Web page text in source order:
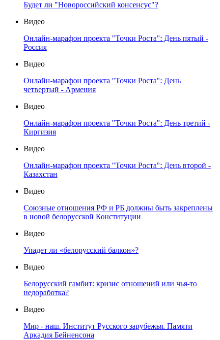
Будет ли "Новороссийский консенсус"?
Видео
Онлайн-марафон проекта "Точки Роста": День пятый -
Россия
Видео
Онлайн-марафон проекта "Точки Роста": День
четвертый - Армения
Видео
Онлайн-марафон проекта "Точки Роста": День третий -
Киргизия
Видео
Онлайн-марафон проекта "Точки Роста": День второй -
Казахстан
Видео
Союзные отношения РФ и РБ должны быть закреплены
в новой белорусской Конституции
Видео
Упадет ли «белорусский балкон»?
Видео
Белорусский гамбит: кризис отношений или чья-то
недоработка?
Видео
Мир - наш. Институт Русского зарубежья. Памяти
Аркадия Бейненсона